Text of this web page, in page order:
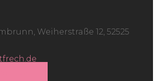
Weiherstraße 12, 52525